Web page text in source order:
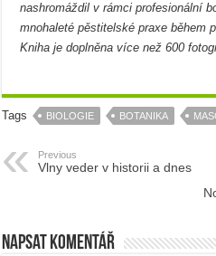
nashromáždil v rámci profesionální
mnohaleté pěstitelské praxe během
Kniha je doplněna více než 600
Tags BIOLOGIE BOTANIKA
Previous
Vlny veder v historii a dnes
Napsat komentář